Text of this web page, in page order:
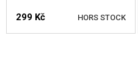
299 Kč HORS STOCK